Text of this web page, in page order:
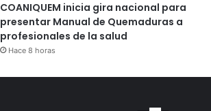
COANIQUEM inicia gira nacional para
presentar Manual de Quemaduras a
profesionales de la salud
Hace 8 horas